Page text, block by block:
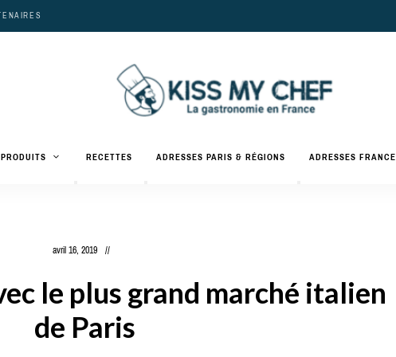
Kiss
gastronomiques
et
PRODUITS RECETTES ADRESSES PARIS & RÉGIONS ADRESSES FRANCE
avril 16, 2019
le plus grand marché italien
de Paris